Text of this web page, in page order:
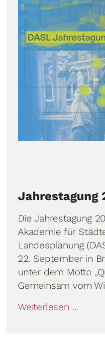
Jahrestagung
Die Jahrestagung
Akademie für
Landesplanung
22. September in
unter dem Motto
Gemeinsam vom
Weiterlesen …